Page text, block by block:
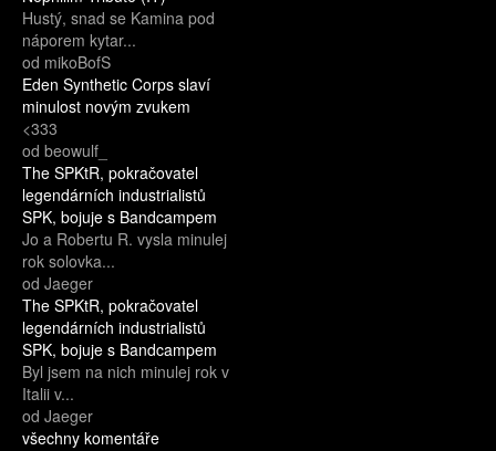
Hustý, snad se Kamina pod
náporem kytar...
od mikoBofS
Eden Synthetic Corps slaví
minulost novým zvukem
<333
od beowulf_
The SPKtR, pokračovatel
legendárních industrialistů
SPK, bojuje s Bandcampem
Jo a Robertu R. vysla minulej
rok solovka...
od Jaeger
The SPKtR, pokračovatel
legendárních industrialistů
SPK, bojuje s Bandcampem
Byl jsem na nich minulej rok v
Italii v...
od Jaeger
všechny komentáře